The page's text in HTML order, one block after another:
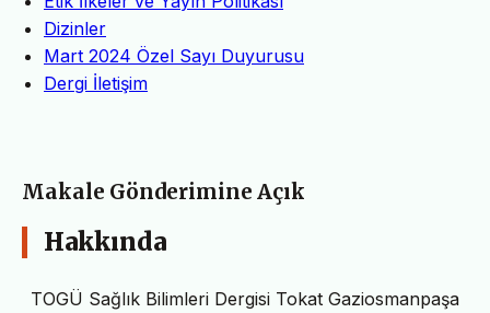
Dizinler
Mart 2024 Özel Sayı Duyurusu
Dergi İletişim
Makale Gönderimine Açık
Hakkında
TOGÜ Sağlık Bilimleri Dergisi Tokat Gaziosmanpaşa